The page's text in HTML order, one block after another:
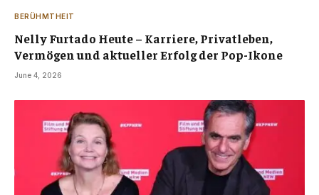
BERÜHMTHEIT
Nelly Furtado Heute – Karriere, Privatleben,
Vermögen und aktueller Erfolg der Pop-Ikone
June 4, 2026